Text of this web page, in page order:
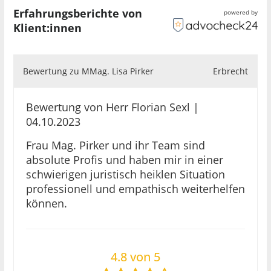
Steuerberater oder Sachverständige in Ihr
Anliegen einzubeziehen. Mein Ziel ist es, Ihre
Interessen und Ansprüche durchzusetzen und
Sie schnell, kompetent und erfolgreich zu
vertreten.
Vertrauen Sie auf meine langjährige Expertise
und vereinbaren Sie gerne einen Termin zur
Erfahrungsberichte von
Klient:innen
powered by
Bewertung zu MMag. Lisa Pirker Erbrecht
Bewertung von Herr Florian Sexl |
04.10.2023
Frau Mag. Pirker und ihr Team sind
absolute Profis und haben mir in einer
schwierigen juristisch heiklen Situation
professionell und empathisch weiterhelfen
können.
4.8 von 5